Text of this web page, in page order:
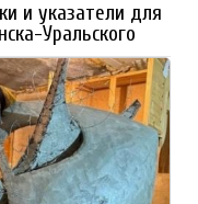
и указатели для
Уральского